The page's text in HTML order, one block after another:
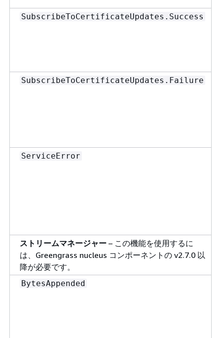
SubscribeToCertificateUpdates.Success
SubscribeToCertificateUpdates.Failure
ServiceError
ストリームマネージャー – この機能を使用するに
は、Greengrass nucleus コンポーネントの v2.7.0 以
降が必要です。
BytesAppended